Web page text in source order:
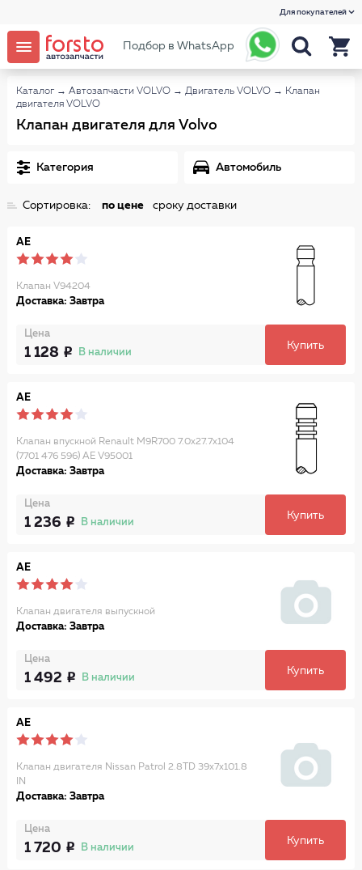
Для покупателей
Подбор в WhatsApp
Каталог → Автозапчасти VOLVO → Двигатель VOLVO → Клапан
двигателя VOLVO
Клапан двигателя для Volvo
Категория Автомобиль
Сортировка: по цене сроку доставки
AE
Клапан V94204
Доставка: Завтра
Цена
1 128 В наличии
Купить
AE
Клапан впускной Renault M9R700 7.0х27.7х104
(7701 476 596) AE V95001
Доставка: Завтра
Цена
1 236 В наличии
Купить
AE
Клапан двигателя выпускной
Доставка: Завтра
Цена
1 492 В наличии
Купить
AE
Клапан двигателя Nissan Patrol 2.8TD 39x7x101.8
IN
Доставка: Завтра
Цена
1 720 В наличии
Купить